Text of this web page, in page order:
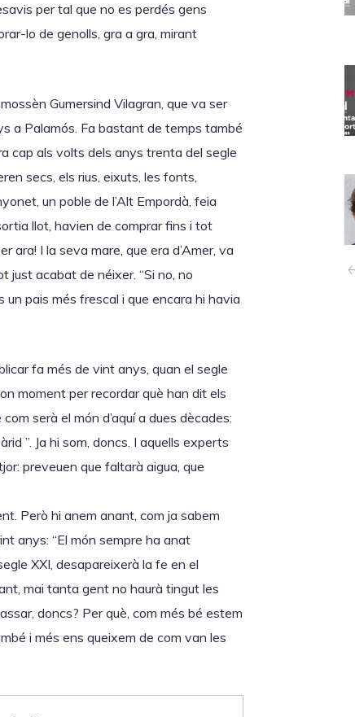
per tal que no es perdés gens
lo de genolls, gra a gra, mirant
Gumersind Vilagran, que va ser
a Palamós. Fa bastant de temps també
cap als volts dels anys trenta del segle
secs, els rius, eixuts, les fonts,
un poble de l’Alt Empordà, feia
llot, havien de comprar fins i tot
ara! I la seva mare, que era d’Amer, va
just acabat de néixer. “Si no, no
un pais més frescal i que encara hi havia
fa més de vint anys, quan el segle
moment per recordar què han dit els
serà el món d’aquí a dues dècades:
”. Ja hi som, doncs. I aquells experts
preveuen que faltarà aigua, que
Però hi anem anant, com ja sabem
anys: “El món sempre ha anat
XXI, desapareixerà la fe en el
mai tanta gent no haurà tingut les
doncs? Per què, com més bé estem
i més ens queixem de com van les